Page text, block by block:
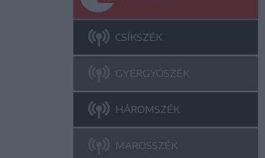
CSÍKSZÉK
GYERGYÓSZÉK
HÁROMSZÉK
MAROSSZÉK